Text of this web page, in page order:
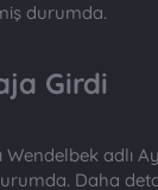
durumda.
Girdi​
Wendelbek
Daha